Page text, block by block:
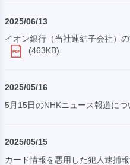
2025/06/13
イオン銀行（当社連結子会社）
(463KB)
2025/05/16
5月15日のNHKニュース報道につ
2025/05/15
カード情報を悪用した犯人逮捕